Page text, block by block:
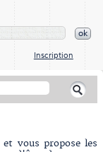
ok
Inscription
et vous propose les